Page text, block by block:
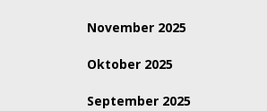
November 2025
Oktober 2025
September 2025